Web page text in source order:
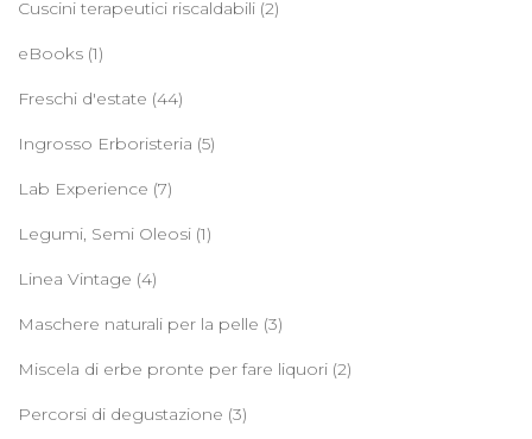
Cuscini terapeutici riscaldabili (2)
eBooks (1)
Freschi d'estate (44)
Ingrosso Erboristeria (5)
Lab Experience (7)
Legumi, Semi Oleosi (1)
Linea Vintage (4)
Maschere naturali per la pelle (3)
Miscela di erbe pronte per fare liquori (2)
Percorsi di degustazione (3)